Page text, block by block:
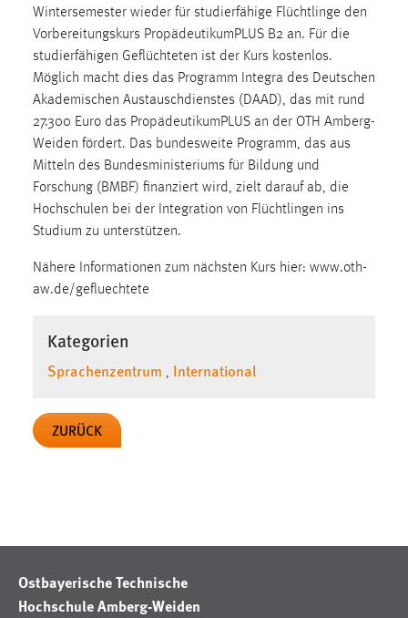
Wintersemester wieder für studierfähige Flüchtlinge den
Vorbereitungskurs PropädeutikumPLUS B2 an. Für die
studierfähigen Geflüchteten ist der Kurs kostenlos.
Möglich macht dies das Programm Integra des Deutschen
Akademischen Austauschdienstes (DAAD), das mit rund
27.300 Euro das PropädeutikumPLUS an der OTH Amberg-
Weiden fördert. Das bundesweite Programm, das aus
Mitteln des Bundesministeriums für Bildung und
Forschung (BMBF) finanziert wird, zielt darauf ab, die
Hochschulen bei der Integration von Flüchtlingen ins
Studium zu unterstützen.
Nähere Informationen zum nächsten Kurs hier: www.oth-
aw.de/gefluechtete
Kategorien
Sprachenzentrum , International
ZURÜCK
Ostbayerische Technische
Hochschule Amberg-Weiden
Cookie Laufzeit:
Max. 13 Monate
MARKETING
Marketing Cookies werden von Drittanbietern
verwendet, um personalisierte Werbung anzuzeigen.
Sie tun dies, indem sie Besucher über Websites
hinweg verfolgen.
Name:
Anbieter:
Conversion-Tracking
Cookie Laufzeit:
Anbieter: